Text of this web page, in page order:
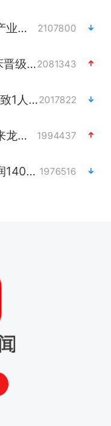
全球首个长时储能一体化产业园量产 2107800
U17国足点球大战淘汰河床晋级决赛2081343
四川宜宾市高县4.9级地震致1人死亡2017822
上海：台风白海豚或将带来龙卷风 1994437
中巨芯：上半年归母净利润1405.77万元 1976516